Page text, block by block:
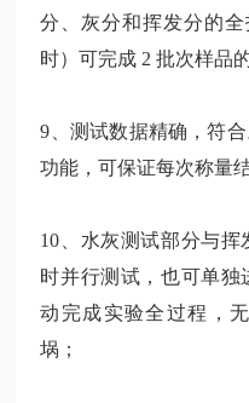
分、灰分和挥发分的
时）可完成 2 批次样品
9、测试数据精确，符
功能，可保证每次称量
10、水灰测试部分与挥
时并行测试，也可单独
动完成实验全过程，
埚；